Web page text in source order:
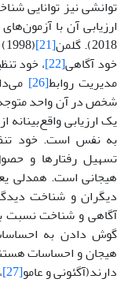
توانشی نیز توانایی
ارزیابی آن با
2018). گلمن
[21]
خود آگاهی[22] ، خود
مدیریت روابط[26]
شخص در آن واحد
یک ارزیابی
به نفس است. خود
تسهیل رفتارها و
هیجانی است. همدلی
دیگران و شناخت
آگاهی و شناخت نسبت
گوش دادن به
هیجان و احساسات
دارند(آگئونی و عامو[27]
، 2015).